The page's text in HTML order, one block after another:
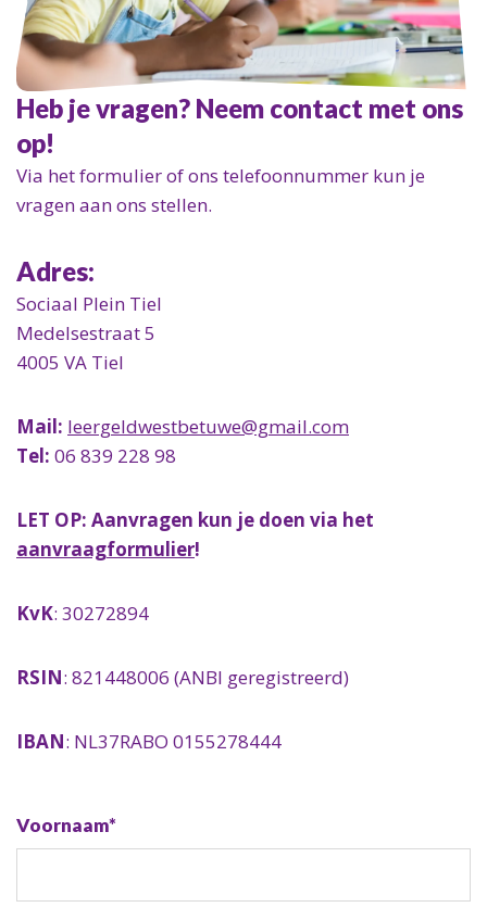
Heb je vragen? Neem contact met ons
op!
Via het formulier of ons telefoonnummer kun je
vragen aan ons stellen.
Adres:
Sociaal Plein Tiel
Medelsestraat 5
4005 VA Tiel
Mail: leergeldwestbetuwe@gmail.com
Tel: 06 839 228 98
LET OP: Aanvragen kun je doen via het
aanvraagformulier!
KvK: 30272894
RSIN: 821448006 (ANBI geregistreerd)
IBAN: NL37RABO 0155278444
Call
me
Voornaam*